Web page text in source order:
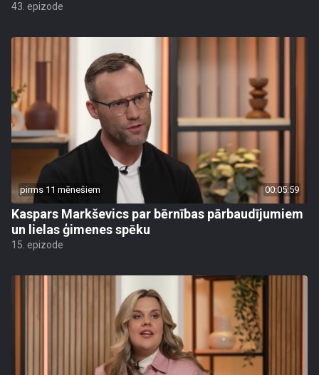
43. epizode
pirms 11 mēnešiem 00:05:59
Kaspars Markševics par bērnības pārbaudījumiem
un lielas ģimenes spēku
15. epizode